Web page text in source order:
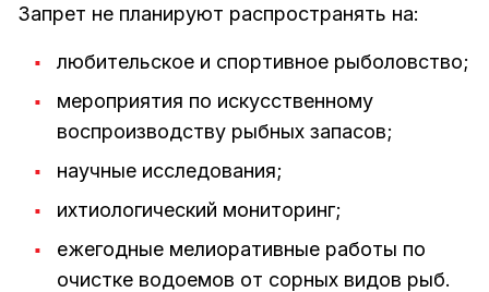
Запрет не планируют распространять на:
любительское и спортивное рыболовство;
мероприятия по искусственному
воспроизводству рыбных запасов;
научные исследования;
ихтиологический мониторинг;
ежегодные мелиоративные работы по
очистке водоемов от сорных видов рыб.